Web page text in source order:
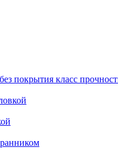
покрытия класс